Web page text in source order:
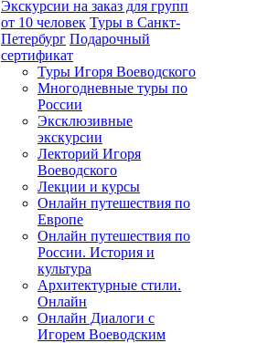
Экскурсии на заказ для групп
от 10 человек Туры в Санкт-
Петербург Подарочный
сертификат
Туры Игоря Воеводского
Многодневные туры по
России
Эксклюзивные
экскурсии
Лекторий Игоря
Воеводского
Лекции и курсы
Онлайн путешествия по
Европе
Онлайн путешествия по
России. История и
культура
Архитектурные стили.
Онлайн
Онлайн Диалоги с
Игорем Воеводским